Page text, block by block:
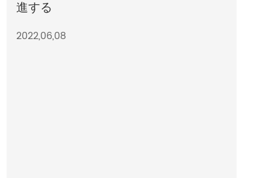
進する
2022,06,08